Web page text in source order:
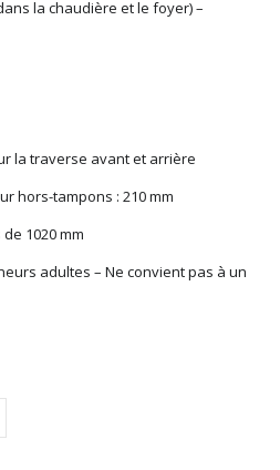
la chaudière et le foyer) –
la traverse avant et arrière
hors-tampons : 210 mm
1020 mm
adultes – Ne convient pas à un